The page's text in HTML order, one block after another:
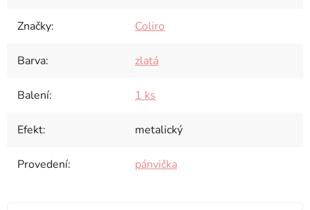
Značky: Coliro
Barva: zlatá
Balení: 1 ks
Efekt: metalický
Provedení: pánvička